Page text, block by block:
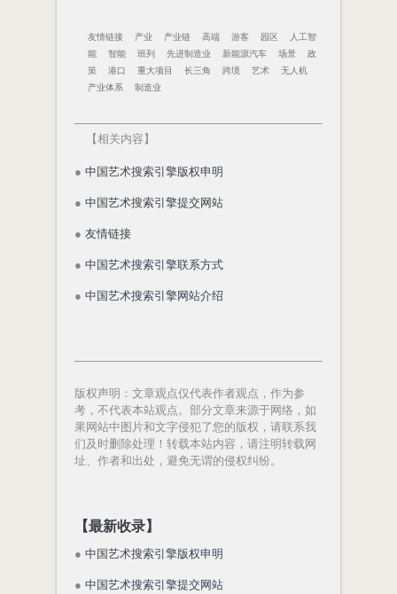
友情链接 产业 产业链 高端 游客 园区
人工智
能
智能 班列 先进制造业 新能源汽车 场景
政
策
港口 重大项目 长三角 跨境 艺术
无人机
产业体系
制造业
【相关内容 】
● 中国艺术搜索引擎版权申明
● 中国艺术搜索引擎提交网站
● 友情链接
● 中国艺术搜索引擎联系方式
● 中国艺术搜索引擎网站介绍
版权声明 ：文章观点仅代表作者观点，作为参
考，不代表本站观点。部分文章来源于网络，如
果网站中图片和文字侵犯了您的版权，请联系我
们及时删除处理！转载本站内容，请注明转载网
址、作者和出处，避免无谓的侵权纠纷。
【最新收录】
● 中国艺术搜索引擎版权申明
● 中国艺术搜索引擎提交网站